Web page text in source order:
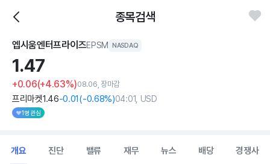
종목검색
엡시움엔터프라이즈EPSM NASDAQ
1.47
+0.06(+4.63%)08.06, 장마감
프리마켓1.46-0.01(-0.68%)04:01, USD
1명 관심
개요 진단 밸류 재무 뉴스 배당 경쟁사